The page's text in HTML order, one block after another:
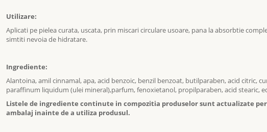
Utilizare:
Aplicati pe pielea curata, uscata, prin miscari circulare usoare, pana la absorbtie
simtiti nevoia de hidratare.
Ingrediente:
Alantoina, amil cinnamal, apa, acid benzoic, benzil benzoat, butilparaben, acid citric,
paraffinum liquidum (ulei mineral),parfum, fenoxietanol, propilparaben, acid stearic,
Listele de ingrediente continute in compozitia produselor sunt actualizate
ambalaj inainte de a utiliza produsul.